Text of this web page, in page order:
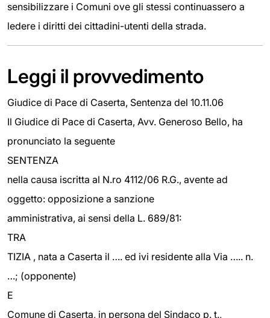
sensibilizzare i Comuni ove gli stessi continuassero a
ledere i diritti dei cittadini-utenti della strada.
Leggi il provvedimento
Giudice di Pace di Caserta, Sentenza del 10.11.06
Il Giudice di Pace di Caserta, Avv. Generoso Bello, ha
pronunciato la seguente
SENTENZA
nella causa iscritta al N.ro 4112/06 R.G., avente ad
oggetto: opposizione a sanzione
amministrativa, ai sensi della L. 689/81:
TRA
TIZIA , nata a Caserta il …. ed ivi residente alla Via ….. n.
…; (opponente)
E
Comune di Caserta, in persona del Sindaco p. t.,